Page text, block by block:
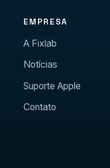
EMPRESA
A Fixlab
Notícias
Suporte Apple
Contato